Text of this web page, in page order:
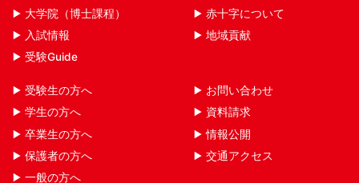
大学院（博士課程）
入試情報
受験Guide
赤十字について
地域貢献
受験生の方へ
学生の方へ
卒業生の方へ
保護者の方へ
一般の方へ
お問い合わせ
資料請求
情報公開
交通アクセス